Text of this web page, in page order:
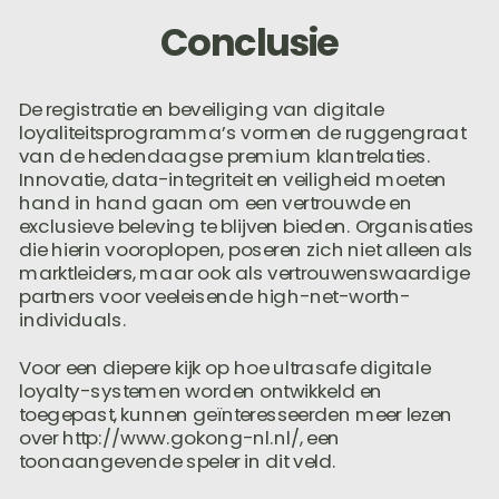
Conclusie
De registratie en beveiliging van digitale
loyaliteitsprogramma’s vormen de ruggengraat
van de hedendaagse premium klantrelaties.
Innovatie, data-integriteit en veiligheid moeten
hand in hand gaan om een vertrouwde en
exclusieve beleving te blijven bieden. Organisaties
die hierin vooroplopen, poseren zich niet alleen als
marktleiders, maar ook als vertrouwenswaardige
partners voor veeleisende high-net-worth-
individuals.
Voor een diepere kijk op hoe ultrasafe digitale
loyalty-systemen worden ontwikkeld en
toegepast, kunnen geïnteresseerden meer lezen
over http://www.gokong-nl.nl/, een
toonaangevende speler in dit veld.